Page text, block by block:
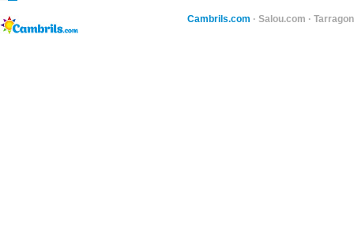
Cambrils.com · Salou.com ·